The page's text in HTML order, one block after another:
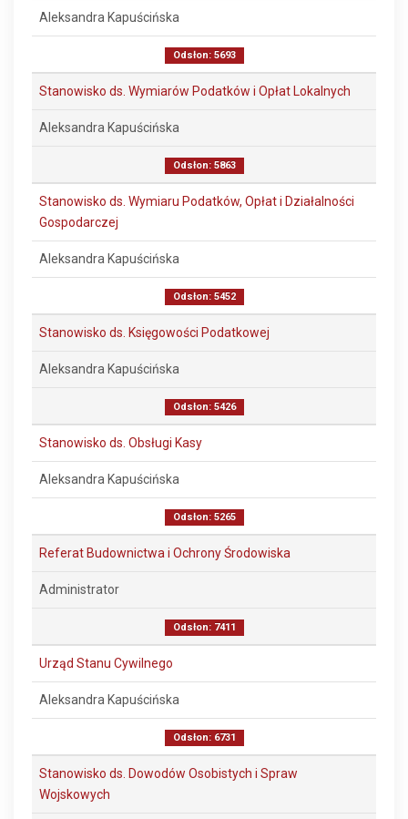
Aleksandra Kapuścińska
Odsłon: 5693
Stanowisko ds. Wymiarów Podatków i Opłat Lokalnych
Aleksandra Kapuścińska
Odsłon: 5863
Stanowisko ds. Wymiaru Podatków, Opłat i Działalności
Gospodarczej
Aleksandra Kapuścińska
Odsłon: 5452
Stanowisko ds. Księgowości Podatkowej
Aleksandra Kapuścińska
Odsłon: 5426
Stanowisko ds. Obsługi Kasy
Aleksandra Kapuścińska
Odsłon: 5265
Referat Budownictwa i Ochrony Środowiska
Administrator
Odsłon: 7411
Urząd Stanu Cywilnego
Aleksandra Kapuścińska
Odsłon: 6731
Stanowisko ds. Dowodów Osobistych i Spraw
Wojskowych